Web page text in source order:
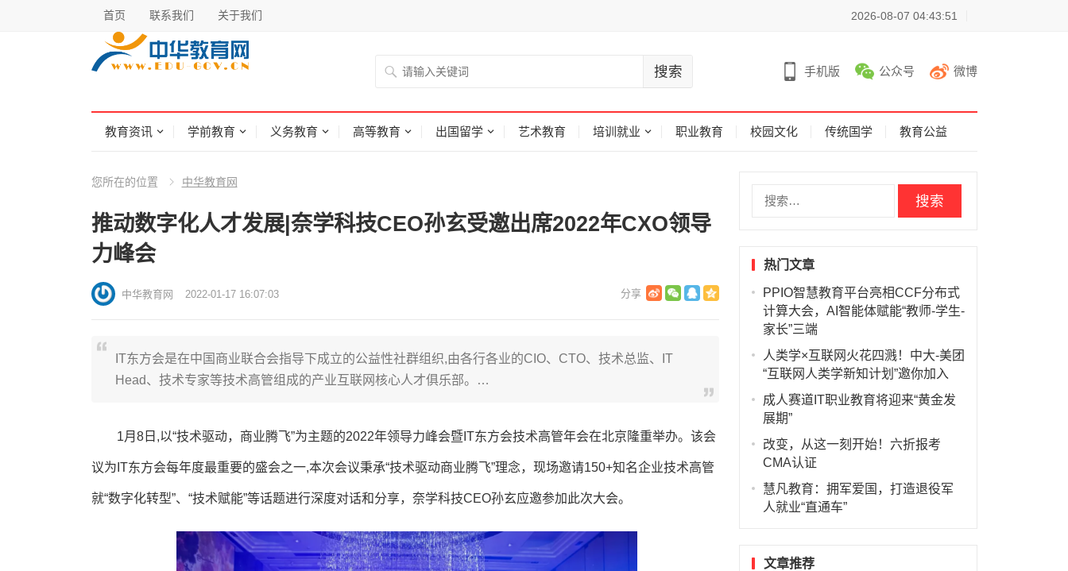
首页 联系我们 关于我们 2026-08-07 04:43:51
手机版 公众号 微博
教育资讯 学前教育 义务教育 高等教育 出国留学 艺术教育 培训就业 职业教育 校园文化 传统国学 教育公益
您所在的位置 中华教育网
推动数字化人才发展|奈学科技CEO孙玄受邀出席2022年CXO领导
力峰会
中华教育网 2022-01-17 16:07:03
IT东方会是在中国商业联合会指导下成立的公益性社群组织,由各行各业的CIO、CTO、技术总监、IT
Head、技术专家等技术高管组成的产业互联网核心人才俱乐部。…
1月8日,以“技术驱动，商业腾飞”为主题的2022年领导力峰会暨IT东方会技术高管年会在北京隆重举办。该会
议为IT东方会每年度最重要的盛会之一,本次会议秉承“技术驱动商业腾飞”理念，现场邀请150+知名企业技术高管
就“数字化转型”、“技术赋能”等话题进行深度对话和分享，奈学科技CEO孙玄应邀参加此次大会。
热门文章
PPIO智慧教育平台亮相CCF分布式
计算大会，AI智能体赋能“教师-学生-
家长”三端
人类学×互联网火花四溅！中大-美团
“互联网人类学新知计划”邀你加入
成人赛道IT职业教育将迎来“黄金发
展期”
改变，从这一刻开始！六折报考
CMA认证
慧凡教育：拥军爱国，打造退役军
人就业“直通车”
文章推荐